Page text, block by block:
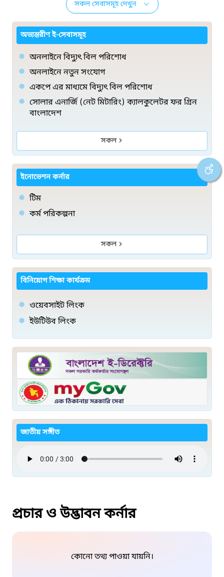
সকল সেবাসমূহ দেখুন
অভ্যন্তরীণ ই-সেবাসমূহ
অনলাইনে বিদ্যুৎ বিল পরিশোধ
অনলাইনে নতুন সংযোগ
একপে এর মাধ্যমে বিদ্যুৎ বিল পরিশোধ
সোলার এনার্জি (নেট মিটারিং) ক্যালকুলেটর ফর গ্রিন
বাংলাদেশ
সকল
ইনোভেশন কর্নার
টিম
কর্ম পরিকল্পনা
সকল
বিনিয়োগ শিক্ষা কার্যক্রম
ওয়েবসাইট লিংক
ইউটিউব লিংক
জাতীয় সঙ্গীত
প্রচার ও উদ্ভাবন কর্নার
কোনো তথ্য পাওয়া যায়নি।